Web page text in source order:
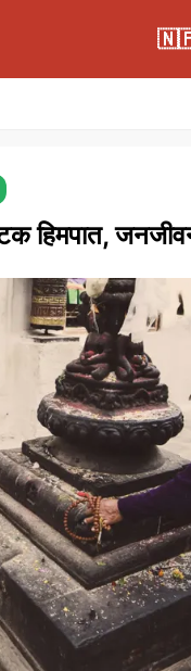
🇳🇵
हिमपात,